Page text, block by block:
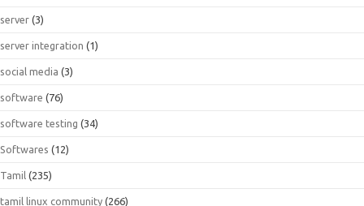
server (3)
server integration (1)
social media (3)
software (76)
software testing (34)
Softwares (12)
Tamil (235)
tamil linux community (266)